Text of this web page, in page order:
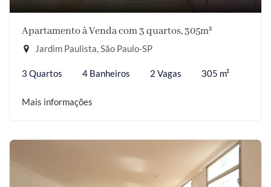
Apartamento à Venda com 3 quartos, 305m²
Jardim Paulista, São Paulo-SP
3 Quartos 4 Banheiros 2 Vagas 305 m²
Mais informações